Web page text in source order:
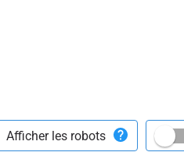
Afficher les robots